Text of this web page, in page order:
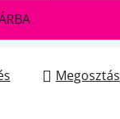
Megosztás